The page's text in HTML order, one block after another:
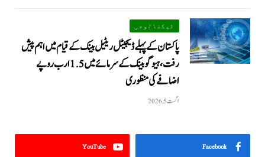
ٹیکنالوجی
پاکستان کے پہلے ڈیجیٹل ریٹیل بینک کے قیام میں اہم پیش
رفت، ہیوگو بینک کے سرمائے میں 1.5 ارب روپے
اضافے کی منظوری
اگست 5, 2026
Facebook
YouTube